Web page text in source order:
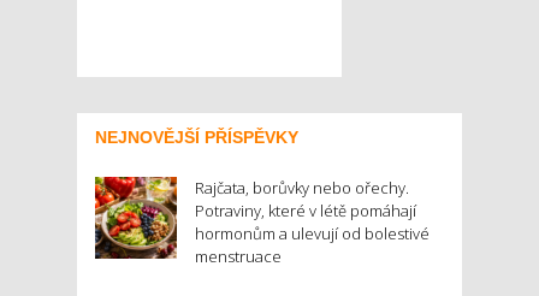
NEJNOVĚJŠÍ PŘÍSPĚVKY
Rajčata, borůvky nebo ořechy.
Potraviny, které v létě pomáhají
hormonům a ulevují od bolestivé
menstruace